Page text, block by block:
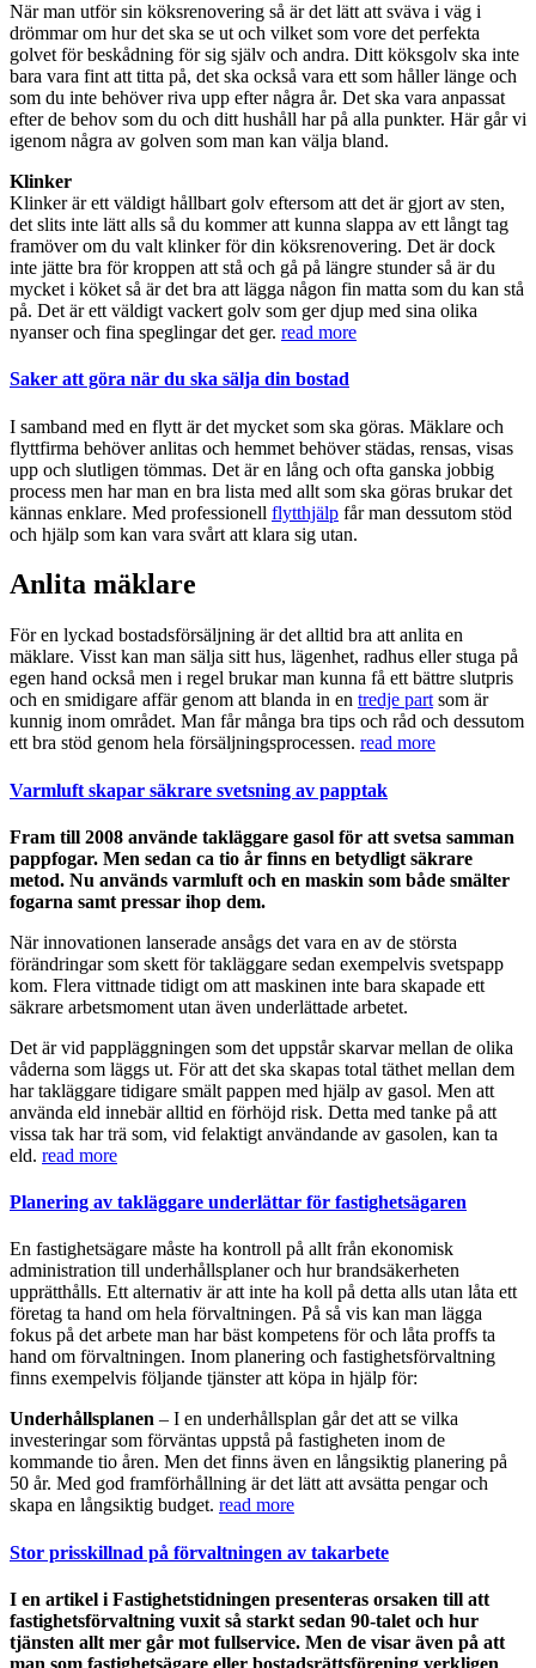
När man utför sin köksrenovering så är det lätt att sväva i väg i
drömmar om hur det ska se ut och vilket som vore det perfekta
golvet för beskådning för sig själv och andra. Ditt köksgolv ska inte
bara vara fint att titta på, det ska också vara ett som håller länge och
som du inte behöver riva upp efter några år. Det ska vara anpassat
efter de behov som du och ditt hushåll har på alla punkter. Här går vi
igenom några av golven som man kan välja bland.
Klinker
Klinker är ett väldigt hållbart golv eftersom att det är gjort av sten,
det slits inte lätt alls så du kommer att kunna slappa av ett långt tag
framöver om du valt klinker för din köksrenovering. Det är dock
inte jätte bra för kroppen att stå och gå på längre stunder så är du
mycket i köket så är det bra att lägga någon fin matta som du kan stå
på. Det är ett väldigt vackert golv som ger djup med sina olika
nyanser och fina speglingar det ger. read more
Saker att göra när du ska sälja din bostad
I samband med en flytt är det mycket som ska göras. Mäklare och
flyttfirma behöver anlitas och hemmet behöver städas, rensas, visas
upp och slutligen tömmas. Det är en lång och ofta ganska jobbig
process men har man en bra lista med allt som ska göras brukar det
kännas enklare. Med professionell flytthjälp får man dessutom stöd
och hjälp som kan vara svårt att klara sig utan.
Anlita mäklare
För en lyckad bostadsförsäljning är det alltid bra att anlita en
mäklare. Visst kan man sälja sitt hus, lägenhet, radhus eller stuga på
egen hand också men i regel brukar man kunna få ett bättre slutpris
och en smidigare affär genom att blanda in en tredje part som är
kunnig inom området. Man får många bra tips och råd och dessutom
ett bra stöd genom hela försäljningsprocessen. read more
Varmluft skapar säkrare svetsning av papptak
Fram till 2008 använde takläggare gasol för att svetsa samman
pappfogar. Men sedan ca tio år finns en betydligt säkrare
metod. Nu används varmluft och en maskin som både smälter
fogarna samt pressar ihop dem.
När innovationen lanserade ansågs det vara en av de största
förändringar som skett för takläggare sedan exempelvis svetspapp
kom. Flera vittnade tidigt om att maskinen inte bara skapade ett
säkrare arbetsmoment utan även underlättade arbetet.
Det är vid pappläggningen som det uppstår skarvar mellan de olika
våderna som läggs ut. För att det ska skapas total täthet mellan dem
har takläggare tidigare smält pappen med hjälp av gasol. Men att
använda eld innebär alltid en förhöjd risk. Detta med tanke på att
vissa tak har trä som, vid felaktigt användande av gasolen, kan ta
eld. read more
Planering av takläggare underlättar för fastighetsägaren
En fastighetsägare måste ha kontroll på allt från ekonomisk
administration till underhållsplaner och hur brandsäkerheten
upprätthålls. Ett alternativ är att inte ha koll på detta alls utan låta ett
företag ta hand om hela förvaltningen. På så vis kan man lägga
fokus på det arbete man har bäst kompetens för och låta proffs ta
hand om förvaltningen. Inom planering och fastighetsförvaltning
finns exempelvis följande tjänster att köpa in hjälp för:
Underhållsplanen – I en underhållsplan går det att se vilka
investeringar som förväntas uppstå på fastigheten inom de
kommande tio åren. Men det finns även en långsiktig planering på
50 år. Med god framförhållning är det lätt att avsätta pengar och
skapa en långsiktig budget. read more
Stor prisskillnad på förvaltningen av takarbete
I en artikel i Fastighetstidningen presenteras orsaken till att
fastighetsförvaltning vuxit så starkt sedan 90-talet och hur
tjänsten allt mer går mot fullservice. Men de visar även på att
man som fastighetsägare eller bostadsrättsförening verkligen